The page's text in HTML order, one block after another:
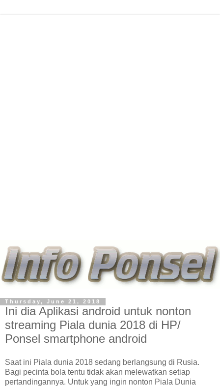
Thursday, June 21, 2018
Ini dia Aplikasi android untuk nonton
streaming Piala dunia 2018 di HP/
Ponsel smartphone android
Saat ini Piala dunia 2018 sedang berlangsung di Rusia.
Bagi pecinta bola tentu tidak akan melewatkan setiap
pertandingannya. Untuk yang ingin nonton Piala Dunia